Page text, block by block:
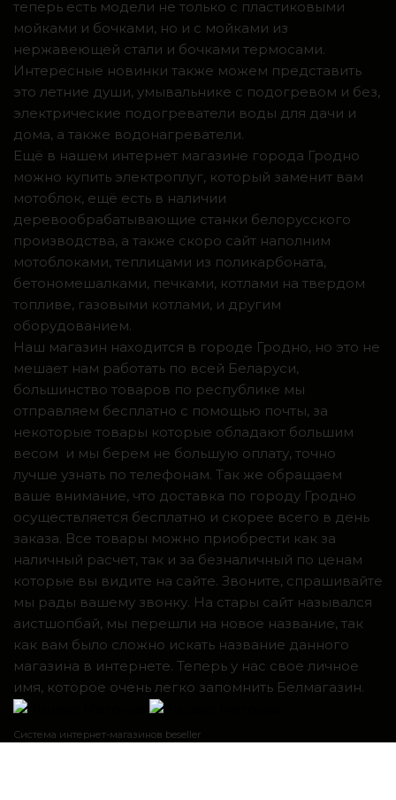
теперь есть модели не только с пластиковыми
мойками и бочками, но и с мойками из
нержавеющей стали и бочками термосами.
Интересные новинки также можем представить
это летние души, умывальнике с подогревом и без,
электрические подогреватели воды для дачи и
дома, а также водонагреватели.
Ещё в нашем интернет магазине города Гродно
можно купить электроплуг, который заменит вам
мотоблок, ещё есть в наличии
деревообрабатывающие станки белорусского
производства, а также скоро сайт наполним
мотоблоками, теплицами из поликарбоната,
бетономешалками, печками, котлами на твердом
топливе, газовыми котлами, и другим
оборудованием.
Наш магазин находится в городе Гродно, но это не
мешает нам работать по всей Беларуси,
большинство товаров по республике мы
отправляем бесплатно с помощью почты, за
некоторые товары которые обладают большим
весом и мы берем не большую оплату, точно
лучше узнать по телефонам. Так же обращаем
ваше внимание, что доставка по городу Гродно
осуществляется бесплатно и скорее всего в день
заказа. Все товары можно приобрести как за
наличный расчет, так и за безналичный по ценам
которые вы видите на сайте. Звоните, спрашивайте
мы рады вашему звонку. На стары сайт назывался
аистшопбай, мы перешли на новое название, так
как вам было сложно искать название данного
магазина в интернете. Теперь у нас свое личное
имя, которое очень легко запомнить Белмагазин.
Система интернет-магазинов beseller